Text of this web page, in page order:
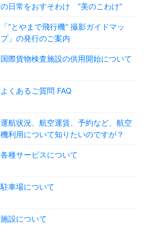
の日常をおすそわけ ”美のこわけ”
「“とやまで飛行機” 撮影ガイドマッ
プ」の発行のご案内
国際貨物検査施設の供用開始について
よくあるご質問 FAQ
運航状況、航空運賃、予約など、航空
機利用について知りたいのですが？
各種サービスについて
駐車場について
施設について